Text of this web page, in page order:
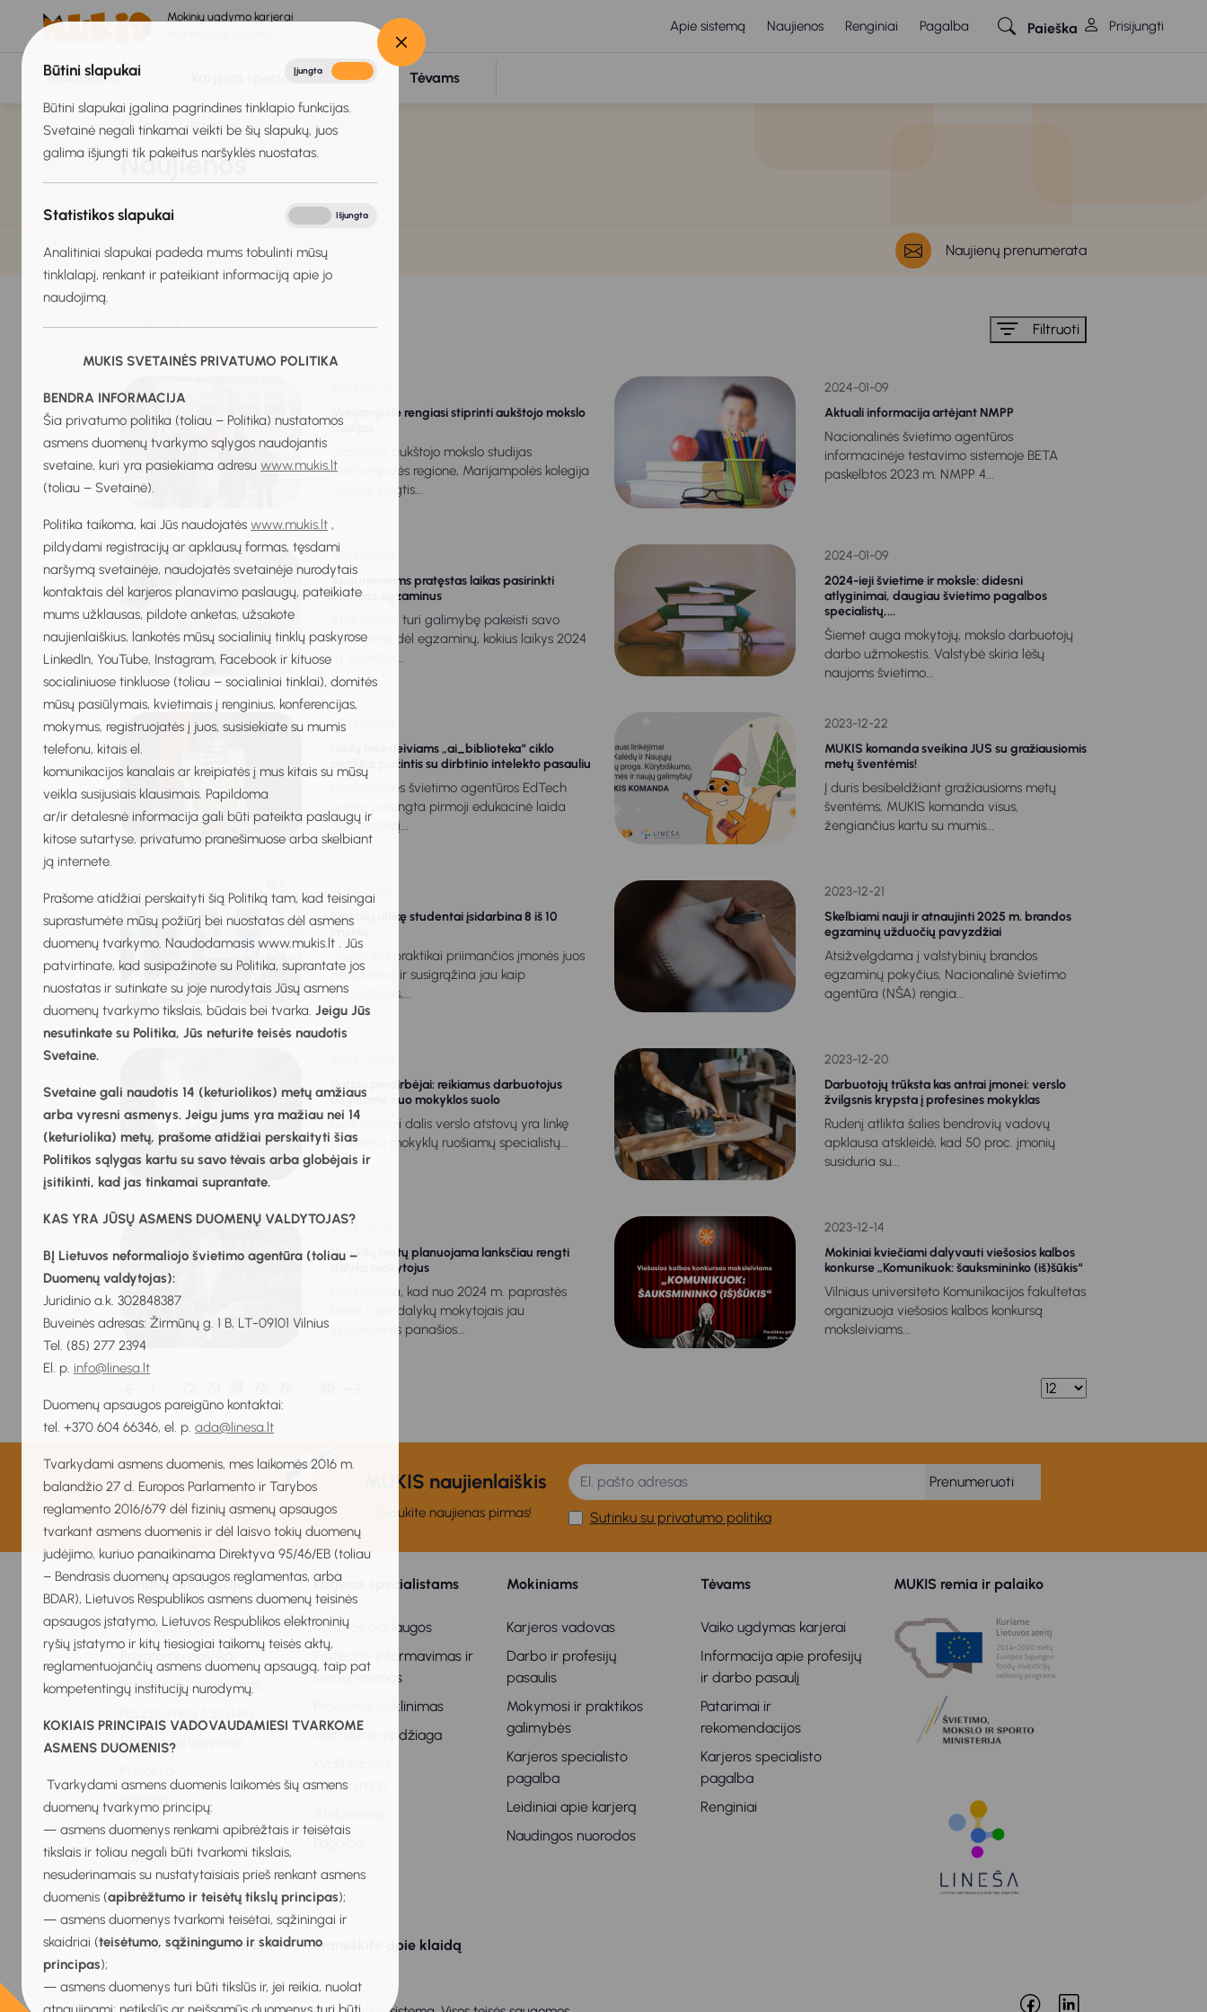
Būtini slapukai Įjungta
Būtini slapukai įgalina pagrindines tinklapio funkcijas.
Svetainė negali tinkamai veikti be šių slapukų, juos
galima išjungti tik pakeitus naršyklės nuostatas.
Statistikos slapukai Išjungta
Analitiniai slapukai padeda mums tobulinti mūsų
tinklalapį, renkant ir pateikiant informaciją apie jo
naudojimą.
MUKIS SVETAINĖS PRIVATUMO POLITIKA
BENDRA INFORMACIJA
Šia privatumo politika (toliau – Politika) nustatomos
asmens duomenų tvarkymo sąlygos naudojantis
svetaine, kuri yra pasiekiama adresu www.mukis.lt
(toliau – Svetainė).
Politika taikoma, kai Jūs naudojatės www.mukis.lt ,
pildydami registracijų ar apklausų formas, tęsdami
naršymą svetainėje, naudojatės svetainėje nurodytais
kontaktais dėl karjeros planavimo paslaugų, pateikiate
mums užklausas, pildote anketas, užsakote
naujienlaiškius, lankotės mūsų socialinių tinklų paskyrose
LinkedIn, YouTube, Instagram, Facebook ir kituose
socialiniuose tinkluose (toliau – socialiniai tinklai), domitės
mūsų pasiūlymais, kvietimais į renginius, konferencijas,
mokymus, registruojatės į juos, susisiekiate su mumis
telefonu, kitais el.
komunikacijos kanalais ar kreipiatės į mus kitais su mūsų
veikla susijusiais klausimais. Papildoma
ar/ir detalesnė informacija gali būti pateikta paslaugų ir
kitose sutartyse, privatumo pranešimuose arba skelbiant
ją internete.
Prašome atidžiai perskaityti šią Politiką tam, kad teisingai
suprastumėte mūsų požiūrį bei nuostatas dėl asmens
duomenų tvarkymo. Naudodamasis www.mukis.lt . Jūs
patvirtinate, kad susipažinote su Politika, suprantate jos
nuostatas ir sutinkate su joje nurodytais Jūsų asmens
duomenų tvarkymo tikslais, būdais bei tvarka. Jeigu Jūs
nesutinkate su Politika, Jūs neturite teisės naudotis
Svetaine.
Svetaine gali naudotis 14 (keturiolikos) metų amžiaus
arba vyresni asmenys. Jeigu jums yra mažiau nei 14
(keturiolika) metų, prašome atidžiai perskaityti šias
Politikos sąlygas kartu su savo tėvais arba globėjais ir
įsitikinti, kad jas tinkamai suprantate.
KAS YRA JŪSŲ ASMENS DUOMENŲ VALDYTOJAS?
BĮ Lietuvos neformaliojo švietimo agentūra (toliau –
Duomenų valdytojas):
Juridinio a.k. 302848387
Buveinės adresas: Žirmūnų g. 1 B, LT-09101 Vilnius
Tel. (85) 277 2394
El. p. info@linesa.lt
Duomenų apsaugos pareigūno kontaktai:
tel. +370 604 66346, el. p. ada@linesa.lt
Tvarkydami asmens duomenis, mes laikomės 2016 m.
balandžio 27 d. Europos Parlamento ir Tarybos
reglamento 2016/679 dėl fizinių asmenų apsaugos
tvarkant asmens duomenis ir dėl laisvo tokių duomenų
judėjimo, kuriuo panaikinama Direktyva 95/46/EB (toliau
– Bendrasis duomenų apsaugos reglamentas, arba
BDAR), Lietuvos Respublikos asmens duomenų teisinės
apsaugos įstatymo, Lietuvos Respublikos elektroninių
ryšių įstatymo ir kitų tiesiogiai taikomų teisės aktų,
reglamentuojančių asmens duomenų apsaugą, taip pat
kompetentingų institucijų nurodymų.
KOKIAIS PRINCIPAIS VADOVAUDAMIESI TVARKOME
ASMENS DUOMENIS?
Tvarkydami asmens duomenis laikomės šių asmens
duomenų tvarkymo principų:
— asmens duomenys renkami apibrėžtais ir teisėtais
tikslais ir toliau negali būti tvarkomi tikslais,
nesuderinamais su nustatytaisiais prieš renkant asmens
duomenis (apibrėžtumo ir teisėtų tikslų principas);
— asmens duomenys tvarkomi teisėtai, sąžiningai ir
skaidriai (teisėtumo, sąžiningumo ir skaidrumo
principas);
— asmens duomenys turi būti tikslūs ir, jei reikia, nuolat
Mokinių ugdymo karjerai
Apie sistemą Naujienos Renginiai Pagalba Paieška Prisijungti
Mokiniams Karjeros specialistams Tėvams
Titulinis Naujienos
Naujienos
Naujienų prenumerata
Filtruoti
Marijampolė rengiasi stiprinti aukštojo mokslo
studijas
Stiprinant aukštojo mokslo studijas
Marijampolės regione, Marijampolės kolegija
ruošiasi jungtis...
2024-01-09
Aktuali informacija artėjant NMPP
Nacionalinės švietimo agentūros
informacinėje testavimo sistemoje BETA
paskelbtos 2023 m. NMPP 4...
2024-01-09
Abiturientams pratęstas laikas pasirinkti
brandos egzaminus
Abiturientai turi galimybę pakeisti savo
sprendimą dėl egzaminų, kokius laikys 2024
m. brandos...
2024-01-09
2024-ieji švietime ir moksle: didesni
atlyginimai, daugiau švietimo pagalbos
specialistų,...
Šiemet auga mokytojų, mokslo darbuotojų
darbo užmokestis. Valstybė skiria lėšų
naujoms švietimo...
2024-01-09
Laidų moksleiviams „ai_biblioteka“ ciklo
pradžia: pažintis su dirbtinio intelekto pasauliu
Nacionalinės švietimo agentūros EdTech
centro parengta pirmoji edukacinė laida
apie dirbtinį...
2023-12-22
MUKIS komanda sveikina JUS su gražiausiomis
metų šventėmis!
Į duris besibeldžiant gražiausioms metų
šventėms, MUKIS komanda visus,
žengiančius kartu su mumis...
2023-12-21
Praktiką atlikę studentai įsidarbina 8 iš 10
Studentus praktikai priimančios įmonės juos
prisijaukina ir susigrąžina jau kaip
darbuotojus,...
2023-12-21
Skelbiami nauji ir atnaujinti 2025 m. brandos
egzaminų užduočių pavyzdžiai
Atsižvelgdama į valstybinių brandos
egzaminų pokyčius, Nacionalinė švietimo
agentūra (NŠA) rengia...
Naftos perdirbėjai: reikiamus darbuotojus
auginame nuo mokyklos suolo
Nors didžioji dalis verslo atstovų yra linkę
profesinių mokyklų ruošiamų specialistų...
2023-12-20
Darbuotojų trūksta kas antrai įmonei: verslo
žvilgsnis krypsta į profesines mokyklas
Rudenį atlikta šalies bendrovių vadovų
apklausa atskleidė, kad 50 proc. įmonių
susiduria su...
2023-12-15
Nuo kitų metų planuojama lanksčiau rengti
dalyko mokytojus
Planuojama, kad nuo 2024 m. paprastės
kelias tapti dalykų mokytojais jau
įgijusiesiems panašios...
2023-12-14
Mokiniai kviečiami dalyvauti viešosios kalbos
konkurse „Komunikuok: šauksmininko (iš)šūkis“
Vilniaus universiteto Komunikacijos fakultetas
organizuoja viešosios kalbos konkursą
moksleiviams...
MUKIS naujienlaiškis
Gaukite naujienas pirmas!
Prenumeruoti
Sutinku su privatumo politika
Bendra informacija
Apie sistemą
Privatumo politika
Privatumo pranešimas
Bendradarbiavimas
Parama
DUK
Kontaktai
Karjeros specialistams
Karjeros paslaugos
Profesinis informavimas ir
konsultavimas
Profesinis veiklinimas
Metodinė medžiaga
tobulinimas
Mokiniams
Karjeros vadovas
Darbo ir profesijų
pasaulis
Mokymosi ir praktikos
galimybės
Karjeros specialisto
pagalba
Leidiniai apie karjerą
Naudingos nuorodos
Tėvams
Vaiko ugdymas karjerai
Informacija apie profesijų
ir darbo pasaulį
Patarimai ir
rekomendacijos
Karjeros specialisto
pagalba
Renginiai
MUKIS remia ir palaiko
Senoji svetainės versija Praneškite apie klaidą